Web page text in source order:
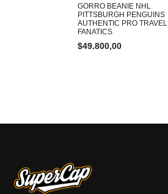
GORRO BEANIE NHL
PITTSBURGH PENGUINS
AUTHENTIC PRO TRAVEL
FANATICS
$49.800,00